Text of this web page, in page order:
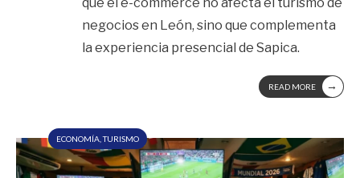
negocios en León, sino que complementa
la experiencia presencial de Sapica.
READ MORE →
ECONOMÍA ,TURISMO